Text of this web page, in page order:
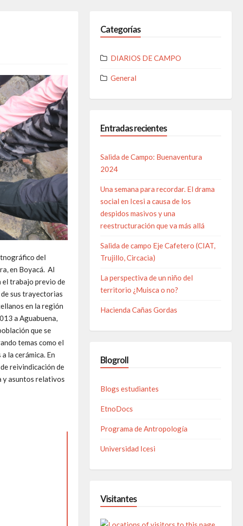
del
en Boyacá. Al
el trabajo previo de
sus trayectorias
en la región
a Aguabuena,
que se
temas como el
la cerámica. En
reivindicación de
y asuntos relativos
Categorías
DIARIOS DE CAMPO
General
Entradas recientes
Salida de Campo: Buenaventura
2024
Una semana para recordar. El drama
social en Icesi a causa de los
despidos masivos y una
reestructuración que va más allá
Salida de campo Eje Cafetero (CIAT,
Trujillo, Circacia)
La perspectiva de un niño del
territorio ¿Muisca o no?
Hacienda Cañas Gordas
Blogroll
Blogs estudiantes
EtnoDocs
Programa de Antropología
Universidad Icesi
Visitantes